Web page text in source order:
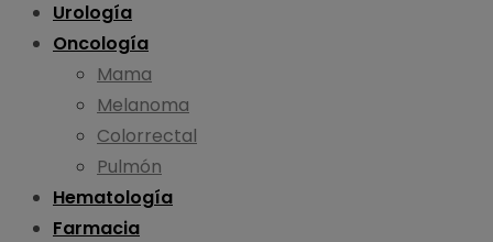
Urología
Oncología
Mama
Melanoma
Colorrectal
Pulmón
Hematología
Farmacia